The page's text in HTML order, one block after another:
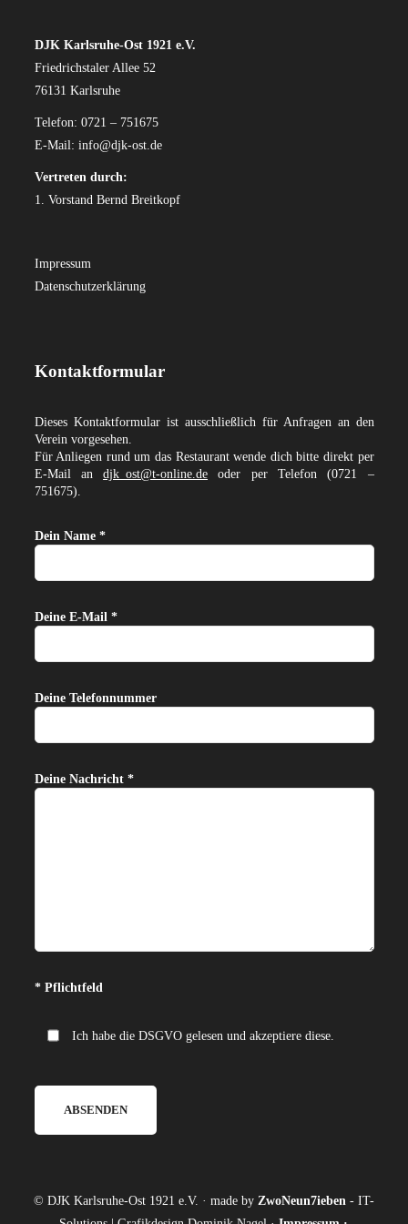
DJK Karlsruhe-Ost 1921 e.V.
Friedrichstaler Allee 52
76131 Karlsruhe
Telefon: 0721 – 751675
E-Mail: info@djk-ost.de
Vertreten durch:
1. Vorstand Bernd Breitkopf
Impressum
Datenschutzerklärung
Kontaktformular
Dieses Kontaktformular ist ausschließlich für Anfragen an den
Verein vorgesehen.
Für Anliegen rund um das Restaurant wende dich bitte direkt per
E-Mail andjk_ost@t-online.de oder per Telefon (0721 –
751675).
Dein Name *
Deine E-Mail *
Deine Telefonnummer
Deine Nachricht *
Bitte lasse dieses Feld leer.
* Pflichtfeld
Ich habe die DSGVO gelesen und akzeptiere diese.
© DJK Karlsruhe-Ost 1921 e.V. · made by ZwoNeun7ieben - IT-